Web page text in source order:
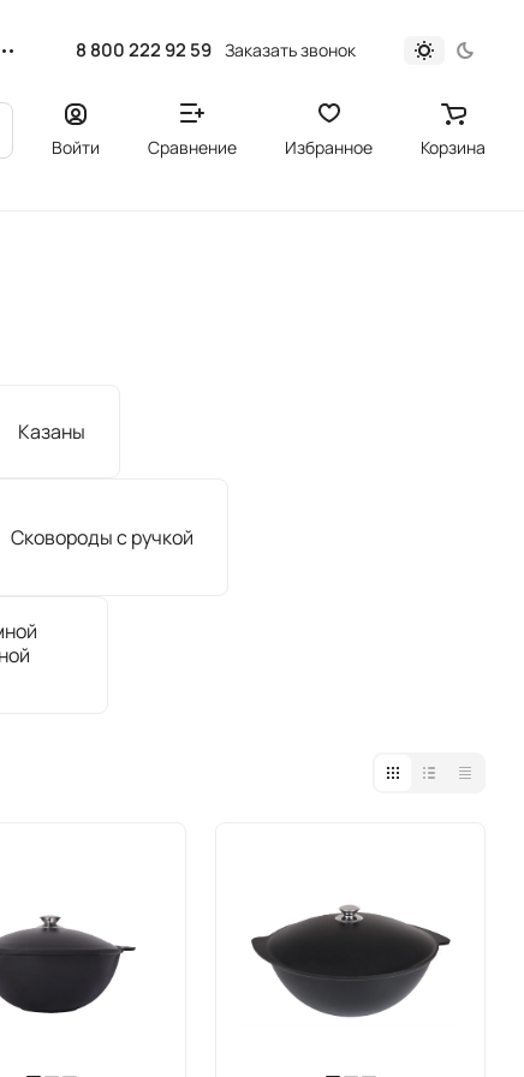
8 800 222 92 59 Заказать звонок
Войти Сравнение Избранное Корзина
Казаны
Сковороды с ручкой